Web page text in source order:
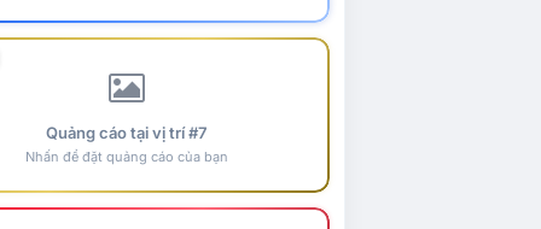
Quảng cáo tại vị trí #7
Nhấn để đặt quảng cáo của bạn